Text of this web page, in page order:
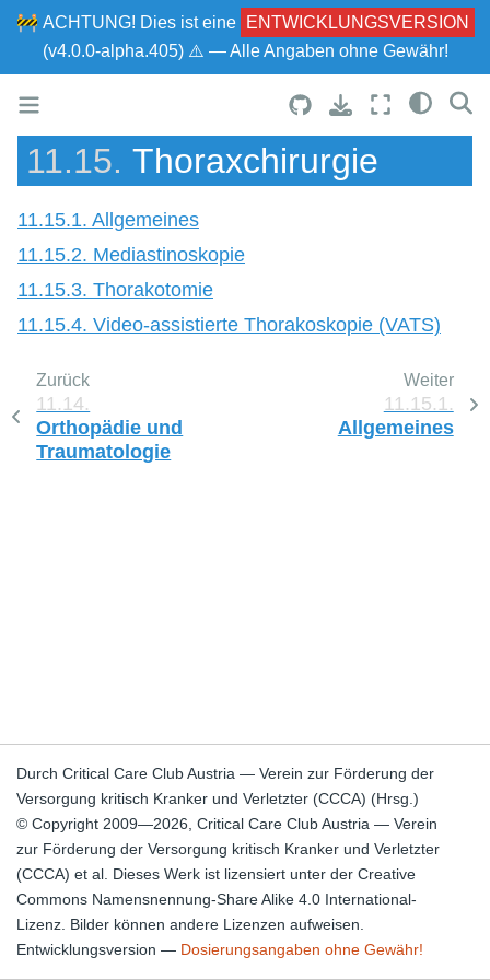
🚧 ACHTUNG! Dies ist eine
ENTWICKLUNGSVERSION
(v4.0.0-alpha.405) ⚠ — Alle Angaben ohne Gewähr!
11.15. Thoraxchirurgie
11.15.1. Allgemeines
11.15.2. Mediastinoskopie
11.15.3. Thorakotomie
11.15.4. Video-assistierte Thorakoskopie (VATS)
Zurück
11.14.
Orthopädie und
Traumatologie
Weiter
11.15.1.
Allgemeines
Durch Critical Care Club Austria — Verein zur Förderung der
Versorgung kritisch Kranker und Verletzter (CCCA) (Hrsg.)
© Copyright 2009—2026, Critical Care Club Austria — Verein
zur Förderung der Versorgung kritisch Kranker und Verletzter
(CCCA) et al. Dieses Werk ist lizensiert unter der Creative
Commons Namensnennung-Share Alike 4.0 International-
Lizenz. Bilder können andere Lizenzen aufweisen.
Entwicklungsversion — Dosierungsangaben ohne Gewähr!